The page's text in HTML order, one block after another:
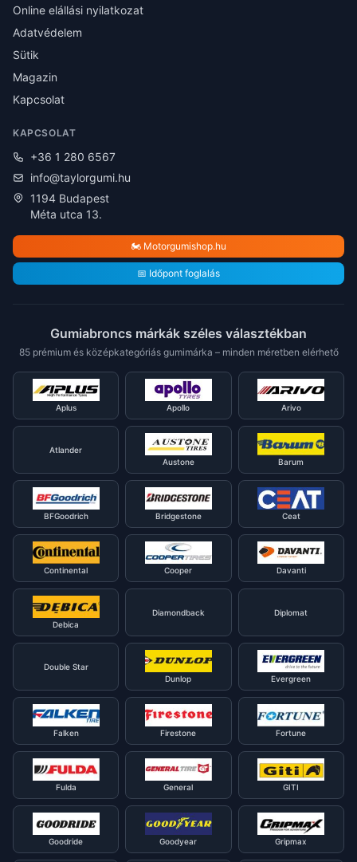
Online elállási nyilatkozat
Adatvédelem
Sütik
Magazin
Kapcsolat
KAPCSOLAT
+36 1 280 6567
info@taylorgumi.hu
1194 Budapest
Méta utca 13.
🏍️ Motorgumishop.hu
📅 Időpont foglalás
Gumiabroncs márkák széles választékban
85 prémium és középkategóriás gumimárka – minden méretben elérhető
Aplus Apollo Arivo
Atlander
Austone
Barum
BFGoodrich Bridgestone Ceat
Continental Cooper Davanti
Debica
Diamondback Diplomat
Double Star
Dunlop
Evergreen
Falken Firestone Fortune
Fulda General GITI
Goodride Goodyear Gripmax